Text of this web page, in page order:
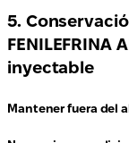
5.
FENILEFRINA
inyectable
Mantener fuera del